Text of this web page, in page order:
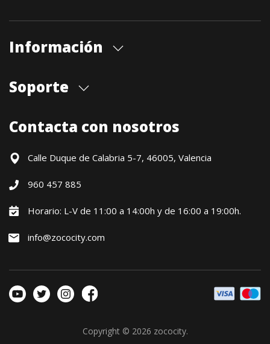
Información
Cita previa tienda
Contacto
Soporte
Formas de pago
Devoluciones / Garantía
Política precio mínimo garantizado
Financiación CETELEM
Condiciones generales
Contacta con nosotros
Calle Duque de Calabria 5-7, 46005, Valencia
960 457 885
Horario: L-V de 11:00 a 14:00h y de 16:00 a 19:00h.
info@zococity.com
Copyright © 2026 zococity.